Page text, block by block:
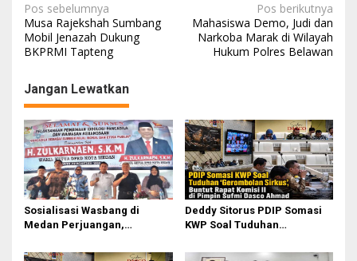
N
a
v
i
g
a
s
i
p
o
s
Pos sebelumnya
Musa Rajekshah Sumbang
Mobil Jenazah Dukung
BKPRMI Tapteng
Pos berikutnya
Mahasiswa Demo, Judi dan
Narkoba Marak di Wilayah
Hukum Polres Belawan
Jangan Lewatkan
Sosialisasi Wasbang di
Medan Perjuangan,
Perjuangkan Ruang Bermain
Deddy Sitorus PDIP Somasi
KWP Soal Tuduhan
Rapat Komisi II Dipimpin